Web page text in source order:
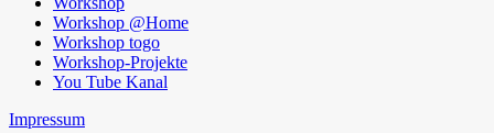
Workshop @Home
Workshop togo
Workshop-Projekte
You Tube Kanal
Impressum